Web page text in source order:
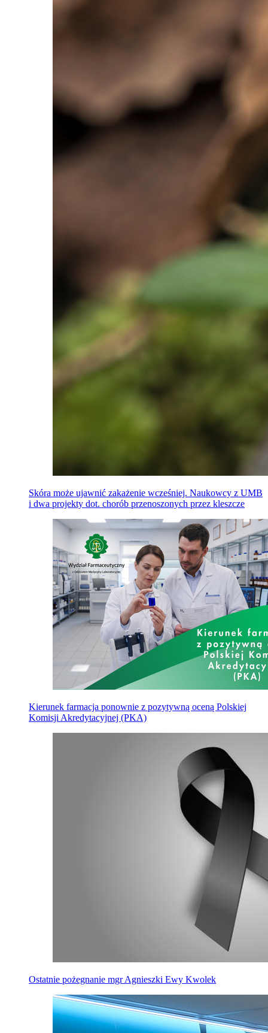
Skóra może ujawnić zakażenie wcześniej. Naukowcy z UMB
i dwa projekty dot. chorób przenoszonych przez kleszcze
Kierunek farmacja ponownie z pozytywną oceną Polskiej
Komisji Akredytacyjnej (PKA)
Ostatnie pożegnanie mgr Agnieszki Ewy Kwolek